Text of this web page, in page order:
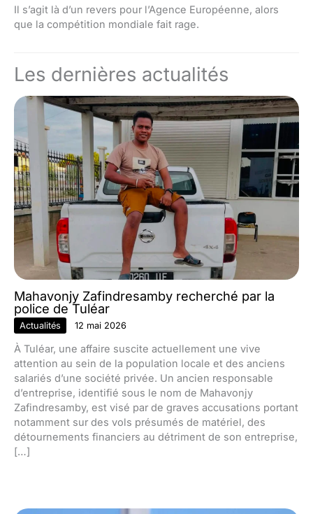
Il s’agit là d’un revers pour l’Agence Européenne, alors
que la compétition mondiale fait rage.
Les dernières actualités
Mahavonjy Zafindresamby recherché par la
police de Tuléar
Actualités 12 mai 2026
À Tuléar, une affaire suscite actuellement une vive
attention au sein de la population locale et des anciens
salariés d’une société privée. Un ancien responsable
d’entreprise, identifié sous le nom de Mahavonjy
Zafindresamby, est visé par de graves accusations portant
notamment sur des vols présumés de matériel, des
détournements financiers au détriment de son entreprise,
[…]